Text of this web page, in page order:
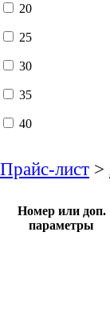
20
25
30
35
40
Прайс-лист >
Номер или доп.
параметры